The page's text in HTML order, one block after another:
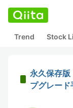
Trend Stock
永久保存版
プグレード